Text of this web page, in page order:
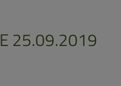
25.09.2019